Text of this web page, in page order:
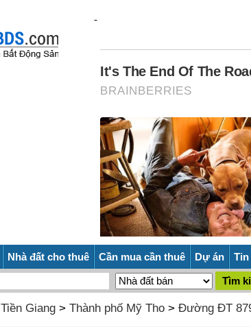
Nhà đất cho thuê Cần mua cần thuê Dự án
Tiền Giang> Thành phố Mỹ Tho> Đường ĐT